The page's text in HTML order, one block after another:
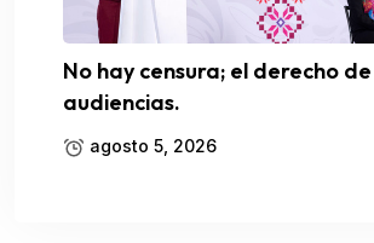
No hay censura; el derecho
audiencias.
agosto 5, 2026